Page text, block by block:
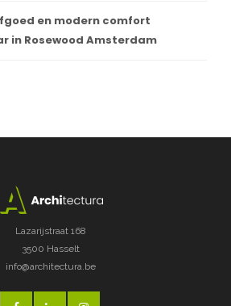
en modern comfort
in Rosewood Amsterdam
Lazarijstraat 168
3500 Hasselt
info@architectura.be